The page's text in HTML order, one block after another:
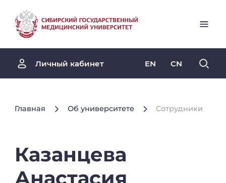
Личный кабинет EN CN
Главная Об университете Сотрудники
Казанцева
Анастасия